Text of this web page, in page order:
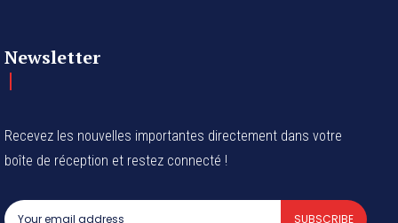
Newsletter
Recevez les nouvelles importantes directement dans votre
boîte de réception et restez connecté !
SUBSCRIBE